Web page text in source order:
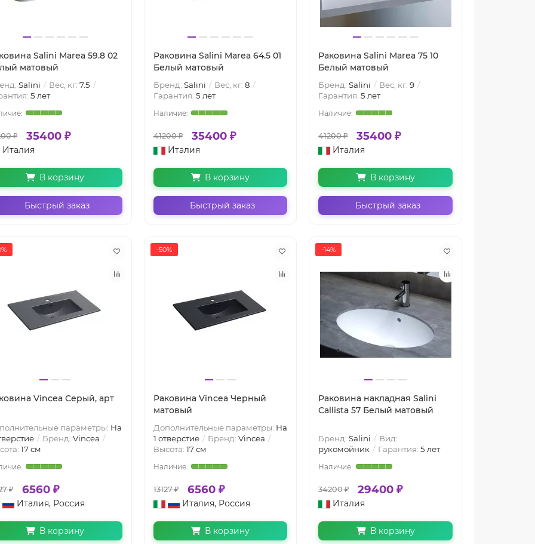
Salini Marea 59.8 02
матовый
Salini Вес, кг: 7.5
5 лет
₽ 35400 ₽
Италия
В корзину
Быстрый заказ
Раковина Salini Marea 64.5 01
Белый матовый
Бренд: Salini Вес, кг: 8
Гарантия: 5 лет
41200 ₽ 35400 ₽
Италия
В корзину
Быстрый заказ
Раковина Salini Marea 75 10
Белый матовый
Бренд:Salini Вес, кг:9
Гарантия:5 лет
41200 ₽ 35400 ₽
Италия
В корзину
Быстрый заказ
Vincea Серый, арт
параметры: На
Бренд: Vincea
17 см
₽ 6560 ₽
Италия, Россия
В корзину
-50%
Раковина Vincea Черный
матовый
Дополнительные параметры: На
1 отверстие
Бренд: Vincea
Высота: 17 см
13127 ₽ 6560 ₽
Италия, Россия
В корзину
-14%
Раковина накладная Salini
Callista 57 Белый матовый
Бренд:Salini
Вид:
рукомойник
Гарантия:5 лет
34200 ₽ 29400 ₽
Италия
В корзину